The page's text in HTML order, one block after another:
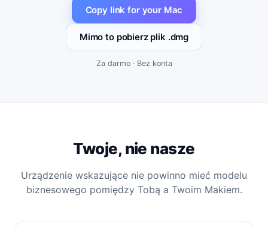
Copy link for your Mac
Mimo to pobierz plik .dmg
Za darmo · Bez konta
Twoje, nie nasze
Urządzenie wskazujące nie powinno mieć modelu
biznesowego pomiędzy Tobą a Twoim Makiem.